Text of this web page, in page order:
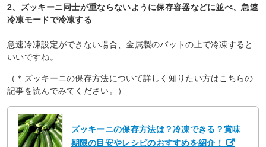
2、ズッキーニ同士が重ならないように保存容器などに並べ、急速
冷凍モードで冷凍する
急速冷凍設定ができない場合、金属製のバットの上で冷凍すると
いいですね。
（＊ズッキーニの保存方法について詳しく知りたい方はこちらの
記事を読んでみてください。）
ズッキーニの保存方法は？冷凍できる？賞味
期限の目安やレシピのおすすめを紹介！